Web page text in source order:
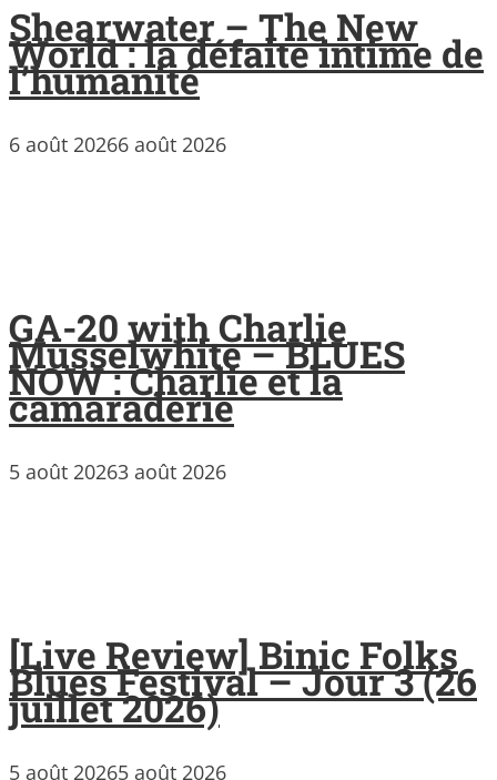
Shearwater – The New
World : la défaite intime de
l’humanité
6 août 20266 août 2026
GA-20 with Charlie
Musselwhite – BLUES
NOW : Charlie et la
camaraderie
5 août 20263 août 2026
[Live Review] Binic Folks
Blues Festival – Jour 3 (26
juillet 2026)
5 août 20265 août 2026